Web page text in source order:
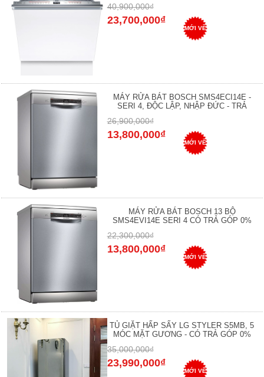
40,900,000₫
23,700,000₫
MỚI VỀ
MÁY RỬA BÁT BOSCH SMS4ECI14E -
SERI 4, ĐỘC LẬP, NHẬP ĐỨC - TRẢ
26,900,000₫
13,800,000₫
MỚI VỀ
MÁY RỬA BÁT BOSCH 13 BỘ
SMS4EVI14E SERI 4 CÓ TRẢ GÓP 0%
22,300,000₫
13,800,000₫
MỚI VỀ
TỦ GIẶT HẤP SẤY LG STYLER S5MB, 5
MÓC MẶT GƯƠNG - CÓ TRẢ GÓP 0%
35,000,000₫
23,990,000₫
MỚI VỀ